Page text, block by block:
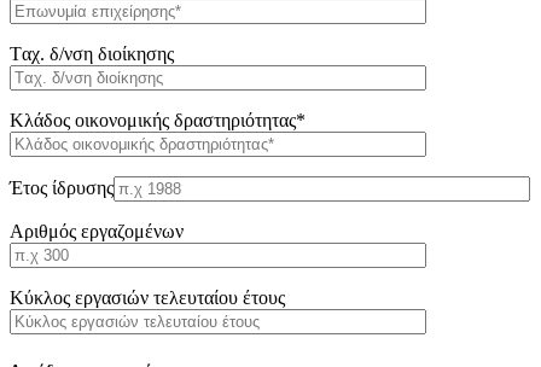
Tαχ. δ/νση διοίκησης
Κλάδος οικονομικής δραστηριότητας*
Έτος ίδρυσης
Αριθμός εργαζομένων
Κύκλος εργασιών τελευταίου έτους